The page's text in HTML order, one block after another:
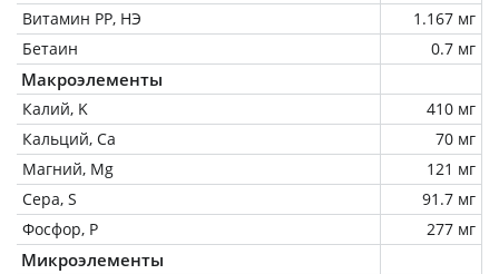
Витамин РР, НЭ
1.167 мг
Бетаин
0.7 мг
Макроэлементы
Калий, K
410 мг
Кальций, Ca
70 мг
Магний, Mg
121 мг
Сера, S
91.7 мг
Фосфор, P
277 мг
Микроэлементы